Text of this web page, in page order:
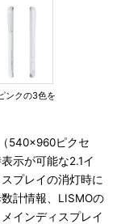
ンクの3色を
540×960ピクセ
示が可能な2.1イ
プレイの消灯時に
計情報、LISMOの
インディスプレイ